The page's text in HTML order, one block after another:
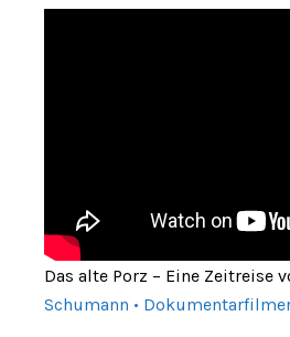
Das alte Porz – Eine Zeitreise
Schumann • Dokumentarfilmer